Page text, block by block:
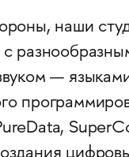
наши
с
—